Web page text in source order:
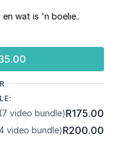
wat is 'n boelie..
(7 video bundle)R175.00
video bundle)R200.00